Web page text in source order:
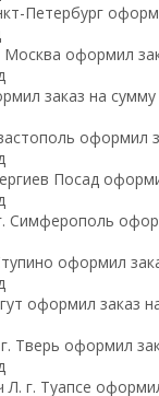
Петербург
Москва оформил
заказ на сумму
оформил
Посад
Симферополь
оформил
оформил заказ
Тверь оформил
Л. г. Туапсе